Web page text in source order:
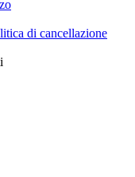
di cancellazione